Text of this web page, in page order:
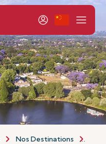
Nos Destinations